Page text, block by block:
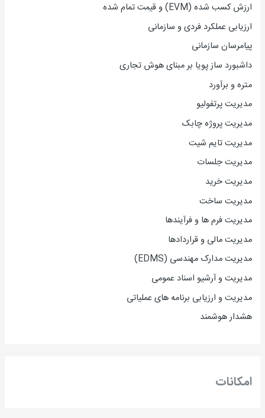
ارزش کسب شده (EVM) و قیمت تمام شده
ارزیابی عملکرد فردی و سازمانی
پیامرسان سازمانی
داشبورد ساز پویا بر مبنای هوش تجاری
متره و برآورد
مدیریت پرتفولیو
مدیریت پروژه چابک
مدیریت تایم شیت
مدیریت جلسات
مدیریت خرید
مدیریت ساخت
مدیریت فرم ها و فرآیندها
مدیریت مالی و قراردادها
مدیریت مدارک مهندسی (EDMS)
مدیریت و آرشیو اسناد عمومی
مدیریت و ارزیابی برنامه های عملیاتی
هشدار هوشمند
امکانات